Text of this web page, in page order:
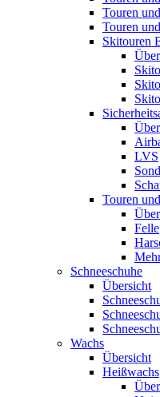
Touren
Touren
Skitouren
LVS
Touren
Felle
Schneeschuhe
Übersicht
Wachs
Übersicht
Heißwachs